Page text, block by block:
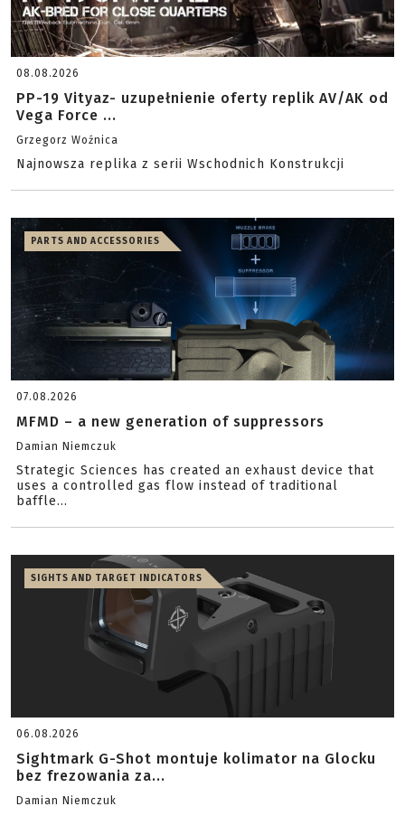
08.08.2026
PP-19 Vityaz- uzupełnienie oferty replik AV/AK od
Vega Force ...
Grzegorz Woźnica
Najnowsza replika z serii Wschodnich Konstrukcji
PARTS AND ACCESSORIES
07.08.2026
MFMD – a new generation of suppressors
Damian Niemczuk
Strategic Sciences has created an exhaust device that
uses a controlled gas flow instead of traditional
baffle...
SIGHTS AND TARGET INDICATORS
06.08.2026
Sightmark G-Shot montuje kolimator na Glocku
bez frezowania za...
Damian Niemczuk